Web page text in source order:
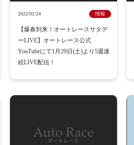
2022/01/24 情報
【爆春到来！オートレースサタデ
ーLIVE】オートレース公式
YouTubeにて1月29日(土)より5週連
続LIVE配信！